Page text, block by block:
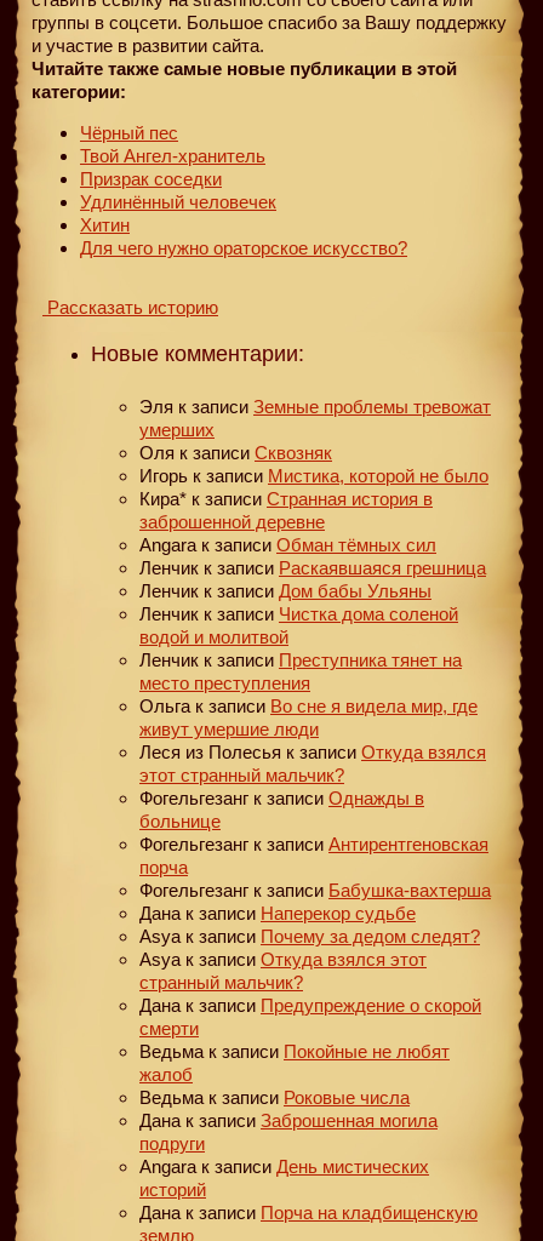
группы в соцсети. Большое спасибо за Вашу поддержку
и участие в развитии сайта.
Читайте также самые новые публикации в этой
категории:
Чёрный пес
Твой Ангел-хранитель
Призрак соседки
Удлинённый человечек
Хитин
Для чего нужно ораторское искусство?
Рассказать историю
Новые комментарии:
Эля к записи Земные проблемы тревожат
умерших
Оля к записи Сквозняк
Игорь к записи Мистика, которой не было
Кира* к записи Странная история в
заброшенной деревне
Angara к записи Обман тёмных сил
Ленчик к записи Раскаявшаяся грешница
Ленчик к записи Дом бабы Ульяны
Ленчик к записи Чистка дома соленой
водой и молитвой
Ленчик к записи Преступника тянет на
место преступления
Ольга к записи Во сне я видела мир, где
живут умершие люди
Леся из Полесья к записи Откуда взялся
этот странный мальчик?
Фогельгезанг к записи Однажды в
больнице
Фогельгезанг к записи Антирентгеновская
порча
Фогельгезанг к записи Бабушка-вахтерша
Дана к записи Наперекор судьбе
Asya к записи Почему за дедом следят?
Asya к записи Откуда взялся этот
странный мальчик?
Дана к записи Предупреждение о скорой
смерти
Ведьма к записи Покойные не любят
жалоб
Ведьма к записи Роковые числа
Дана к записи Заброшенная могила
подруги
Angara к записи День мистических
историй
Дана к записи Порча на кладбищенскую
землю